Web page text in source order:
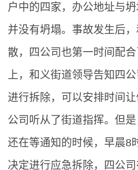
户中的四家，办公地址与
并没有坍塌。事故发生后
散，四公司也第一时间配
上，和义街道领导告知四
进行拆除，可以安排时间
公司听从了街道指挥。但
还在等通知的时候，早晨8
决定进行应急拆除，四公